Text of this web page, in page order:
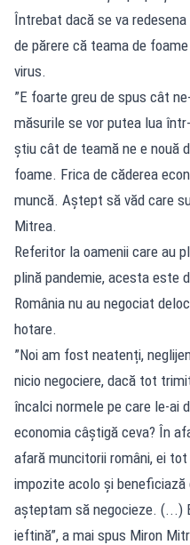
Întrebat dacă se va
de părere că teama de
virus.
”E foarte greu de spus cât
măsurile se vor putea lua
știu cât de teamă ne e nouă
foame. Frica de căderea
muncă. Aștept să văd care
Mitrea.
Referitor la oamenii care au
plină pandemie, acesta este
România nu au negociat
hotare.
”Noi am fost neatenți,
nicio negociere, dacă tot
încalci normele pe care le-ai
economia câștigă ceva? În
afară muncitorii români, ei
impozite acolo și
așteptam să negocieze. (...)
ieftină”, a mai spus Miron